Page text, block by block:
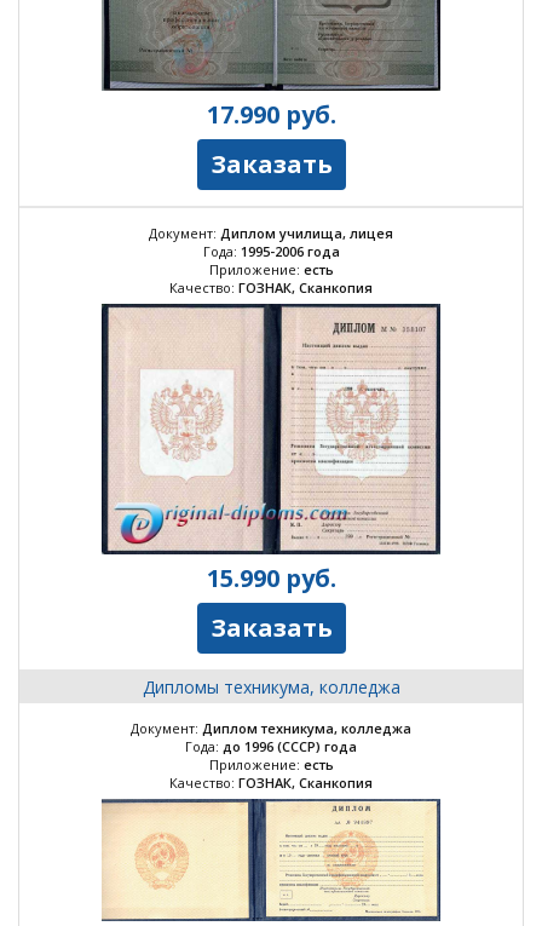
17.990 руб.
Заказать
Документ: Диплом училища, лицея
Года: 1995-2006 года
Приложение: есть
Качество: ГОЗНАК, Сканкопия
15.990 руб.
Заказать
Дипломы техникума, колледжа
Документ: Диплом техникума, колледжа
Года: до 1996 (СССР) года
Приложение: есть
Качество: ГОЗНАК, Сканкопия